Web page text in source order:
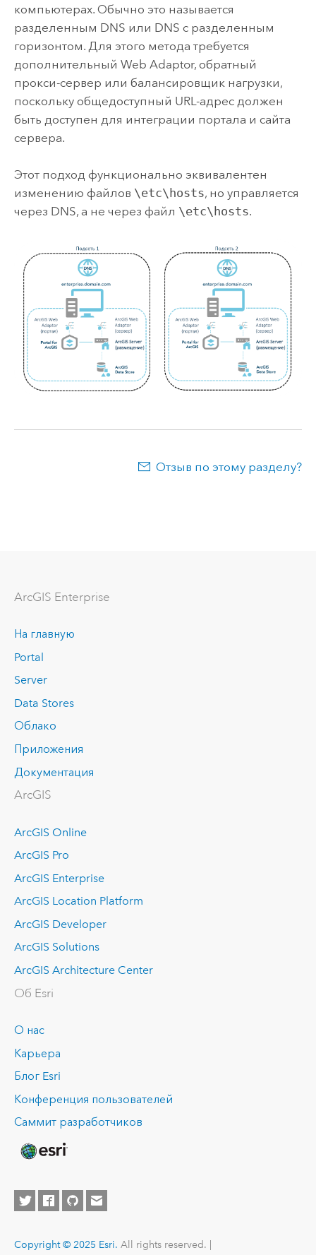
компьютерах. Обычно это называется
разделенным DNS или DNS с разделенным
горизонтом. Для этого метода требуется
дополнительный Web Adaptor, обратный
прокси-сервер или балансировщик нагрузки,
поскольку общедоступный URL-адрес должен
быть доступен для интеграции портала и сайта
сервера.
Этот подход функционально эквивалентен
изменению файлов \etc\hosts, но управляется
через DNS, а не через файл \etc\hosts.
Отзыв по этому разделу?
ArcGIS Enterprise
На главную
Portal
Server
Data Stores
Облако
Приложения
Документация
ArcGIS
ArcGIS Online
ArcGIS Pro
ArcGIS Enterprise
ArcGIS Location Platform
ArcGIS Developer
ArcGIS Solutions
ArcGIS Architecture Center
Об Esri
О нас
Карьера
Блог Esri
Конференция пользователей
Саммит разработчиков
Copyright © 2025 Esri. All rights reserved. |